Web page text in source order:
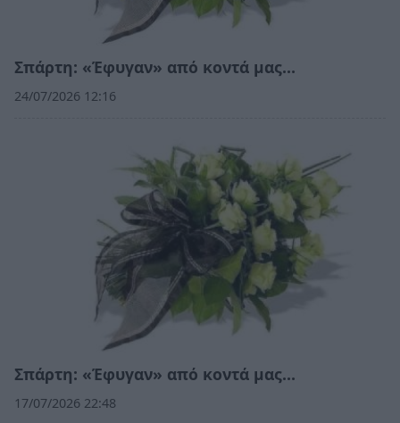
Σπάρτη: «Έφυγαν» από κοντά μας…
24/07/2026 12:16
Σπάρτη: «Έφυγαν» από κοντά μας…
17/07/2026 22:48